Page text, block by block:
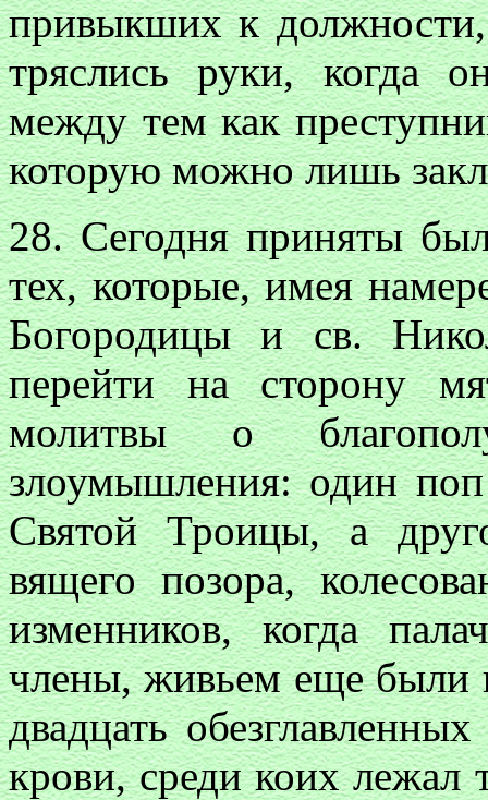
привыкших к
тряслись руки, когда
между тем как
которую можно лишь
28. Сегодня приняты
тех, которые, имея
Богородицы и св.
перейти на сторону
молитвы о
злоумышления: один
Святой Троицы, а
вящего позора,
изменников, когда
члены, живьем еще были
двадцать
крови, среди коих лежал